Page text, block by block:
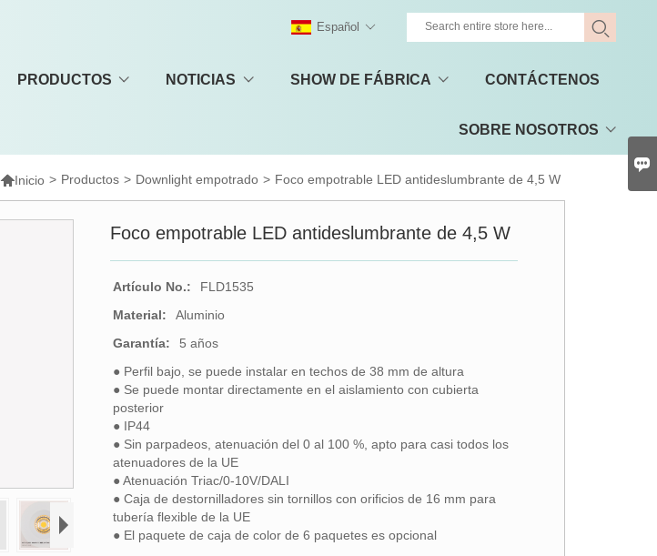
PRODUCTOS NOTICIAS SHOW DE FÁBRICA CONTÁCTENOS
SOBRE NOSOTROS
Español
Inicio > Productos > Downlight empotrado > Foco empotrable LED antideslumbrante de 4,5 W
Foco empotrable LED antideslumbrante de 4,5 W
Artículo No.:
FLD1535
Material:
Aluminio
Garantía:
5 años
● Perfil bajo, se puede instalar en techos de 38 mm de altura
● Se puede montar directamente en el aislamiento con cubierta
posterior
● IP44
● Sin parpadeos, atenuación del 0 al 100 %, apto para casi todos los
atenuadores de la UE
● Atenuación Triac/0-10V/DALI
● Caja de destornilladores sin tornillos con orificios de 16 mm para
tubería flexible de la UE
● El paquete de caja de color de 6 paquetes es opcional
